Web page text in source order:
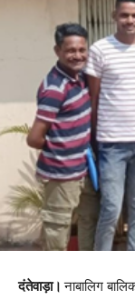
दंतेवाड़ा।नाबालिग